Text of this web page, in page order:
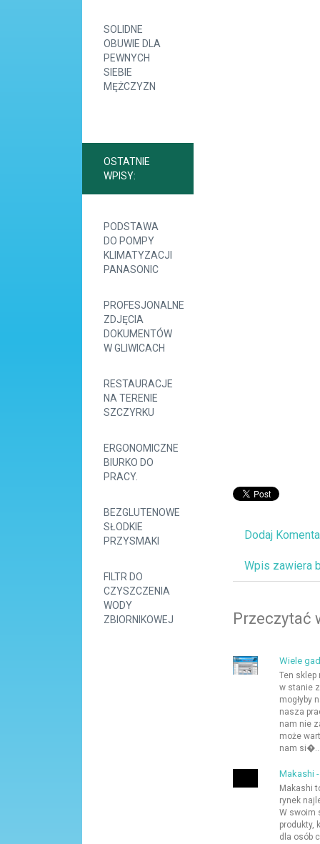
SOLIDNE
OBUWIE DLA
PEWNYCH
SIEBIE
MĘŻCZYZN
OSTATNIE
WPISY:
PODSTAWA
DO POMPY
KLIMATYZACJI
PANASONIC
PROFESJONALNE
ZDJĘCIA
DOKUMENTÓW
W GLIWICACH
RESTAURACJE
NA TERENIE
SZCZYRKU
ERGONOMICZNE
BIURKO DO
PRACY.
BEZGLUTENOWE
SŁODKIE
PRZYSMAKI
FILTR DO
CZYSZCZENIA
WODY
ZBIORNIKOWEJ
Dodaj
Wpis zawiera
Przeczytać
Wiele
Ten
w stanie
mogłyby
nasza
nam nie
może
nam
Makashi
Makashi
rynek
W swoim
produkty,
dla osób